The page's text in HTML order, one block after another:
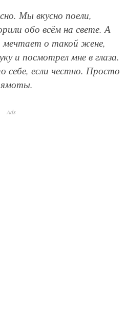
Мы вкусно поели,
обо всём на свете. А
мечтает о такой жене,
и посмотрел мне в глаза.
себе, если честно. Просто
Ads